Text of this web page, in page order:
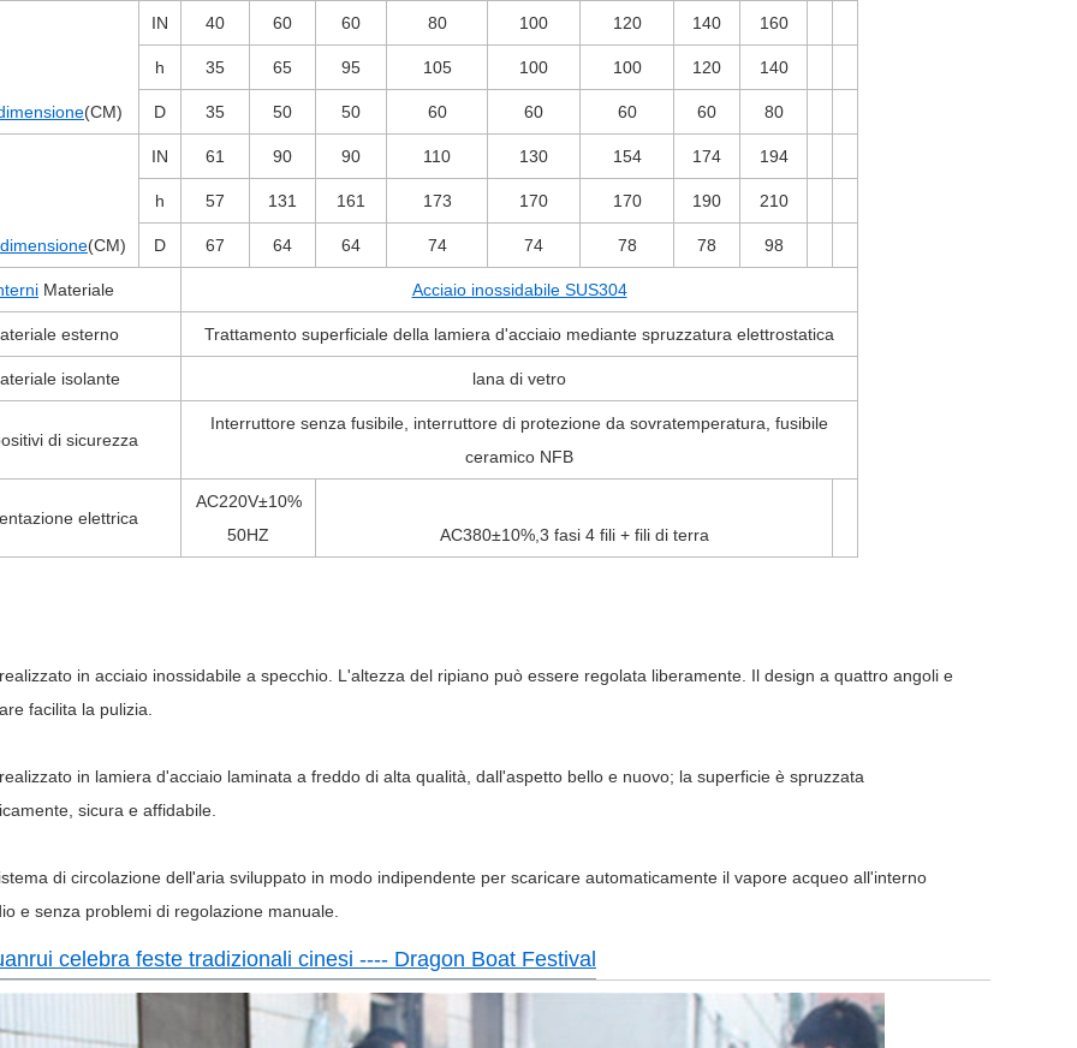
(CM)
IN 40 60 60 80 100 120 140 160
h 35 65 95 105 100 100 120 140
D 35 50 50 60 60 60 60 80
dimensione(CM)
IN 61 90 90 110 130 154 174 194
h 57 131 161 173 170 170 190 210
D 67 64 64 74 74 78 78 98
Materiale Acciaio inossidabile SUS304
esterno Trattamento superficiale della lamiera d'acciaio mediante spruzzatura elettrostatica
isolante lana di vetro
di sicurezza
Interruttore senza fusibile, interruttore di protezione da sovratemperatura, fusibile
ceramico NFB
elettrica
AC220V±10%
50HZ
AC380±10%, 3 fasi 4 fili + fili di terra
in acciaio inossidabile a specchio. L'altezza del ripiano può essere regolata liberamente. Il design a quattro angoli e
facilita la pulizia.
in lamiera d'acciaio laminata a freddo di alta qualità, dall'aspetto bello e nuovo; la superficie è spruzzata
sicura e affidabile.
di circolazione dell'aria sviluppato in modo indipendente per scaricare automaticamente il vapore acqueo all'interno
e senza problemi di regolazione manuale.
celebra feste tradizionali cinesi ---- Dragon Boat Festival